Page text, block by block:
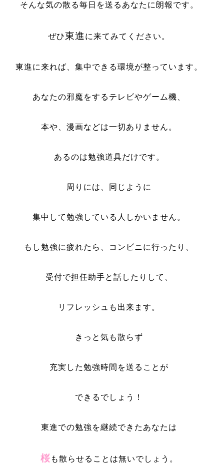
そんな気の散る毎日を送るあなたに朗報です。
ぜひ東進 に来てみてください。
東進に来れば、集中できる環境が整っています。
あなたの邪魔をするテレビやゲーム機、
本や、漫画などは一切ありません。
あるのは勉強道具だけです。
周りには、同じように
集中して勉強している人しかいません。
もし勉強に疲れたら、コンビニに行ったり、
受付で担任助手と話したりして、
リフレッシュも出来ます。
きっと気も散らず
充実した勉強時間を送ることが
できるでしょう！
東進での勉強を継続できたあなたは
桜 も散らせることは無いでしょう。